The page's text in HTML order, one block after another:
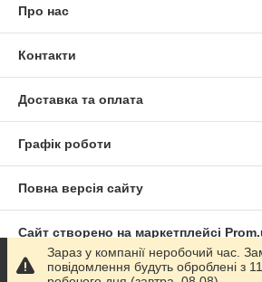
Про нас
Контакти
Доставка та оплата
Графік роботи
Повна версія сайту
Сайт створено на маркетплейсі
Політика конфіденційності
Зараз у компанії неробочий час.
повідомлення будуть оброблені з